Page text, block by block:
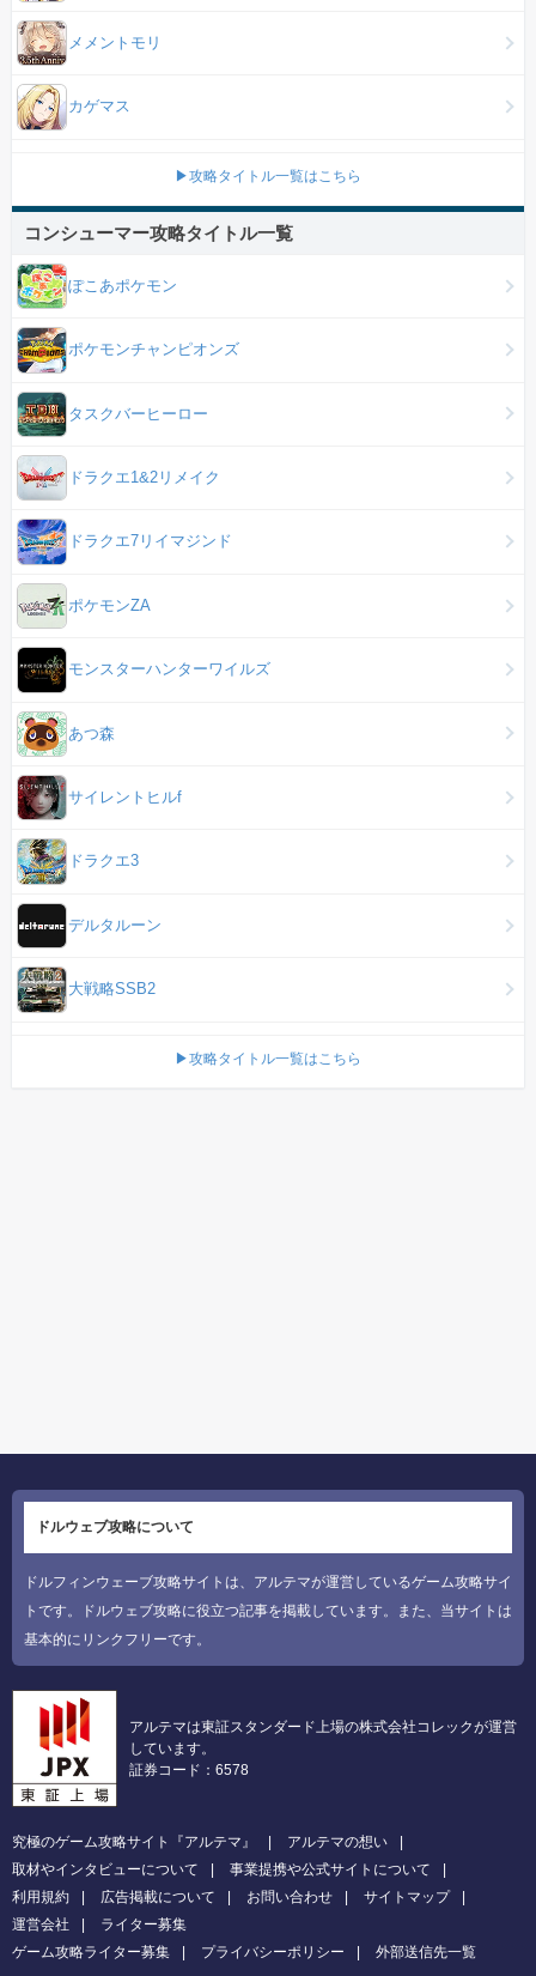
メメントモリ
カゲマス
▶攻略タイトル一覧はこちら
コンシューマー攻略タイトル一覧
ぽこあポケモン
ポケモンチャンピオンズ
タスクバーヒーロー
ドラクエ1&2リメイク
ドラクエ7リイマジンド
ポケモンZA
モンスターハンターワイルズ
あつ森
サイレントヒルf
ドラクエ3
デルタルーン
大戦略SSB2
▶攻略タイトル一覧はこちら
ドルウェブ攻略について
ドルフィンウェーブ攻略サイトは、アルテマが運営しているゲーム攻略サイ
トです。ドルウェブ攻略に役立つ記事を掲載しています。また、当サイトは
基本的にリンクフリーです。
アルテマは東証スタンダード上場の株式会社コレックが運営
しています。
証券コード：6578
究極のゲーム攻略サイト『アルテマ』
アルテマの想い
取材やインタビューについて
事業提携や公式サイトについて
利用規約
広告掲載について お問い合わせ
サイトマップ
運営会社
ライター募集
ゲーム攻略ライター募集
プライバシーポリシー 外部送信先一覧